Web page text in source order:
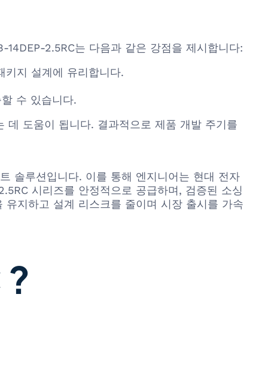
2.5RC는 다음과 같은 강점을 제시합니다:
지 설계에 유리합니다.
수 있습니다.
데 도움이 됩니다. 결과적으로 제품 개발 주기를
솔루션입니다. 이를 통해 엔지니어는 현대 전자
시리즈를 안정적으로 공급하며, 검증된 소싱
지하고 설계 리스크를 줄이며 시장 출시를 가속